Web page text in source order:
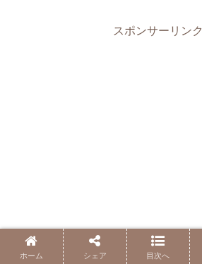
スポンサーリンク
ホーム シェア 目次へ